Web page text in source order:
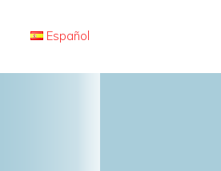
Español